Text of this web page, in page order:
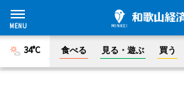
34°C 食べる 見る・遊ぶ 買う